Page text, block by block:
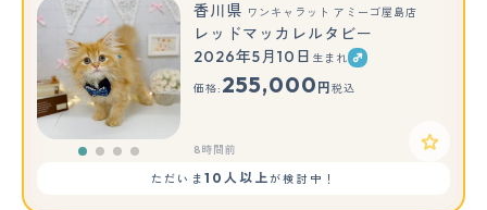
香川県 ワンキャラット アミーゴ屋島店
レッドマッカレルタビー
2026年5月10日 生まれ
価格: 255,000 円 税込
8時間前
ただいま 10人以上が検討中！